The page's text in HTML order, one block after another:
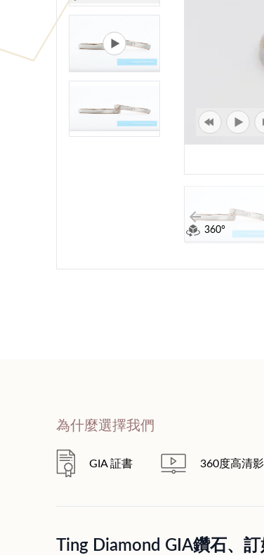
360°
為什麼選擇我們
GIA 証書 360度高清
Ting Diamond GIA鑽石、